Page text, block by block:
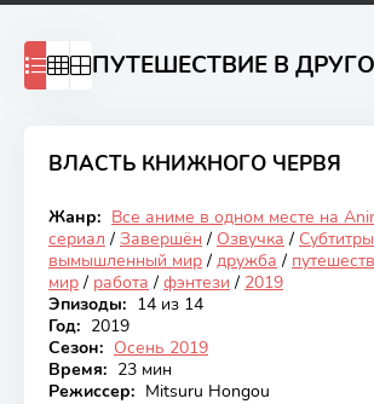
ПУТЕШЕСТВИЕ В
ВЛАСТЬ КНИЖНОГО ЧЕРВЯ
Закончен
7.97
Жанр: Все аниме в одном месте на
сериал / Завершён / Озвучка / Субтитры
вымышленный мир / дружба /
мир / работа / фэнтези / 2019
Эпизоды: 14 из 14
Год: 2019
Сезон: Осень 2019
Время: 23 мин
Режиссер: Mitsuru Hongou